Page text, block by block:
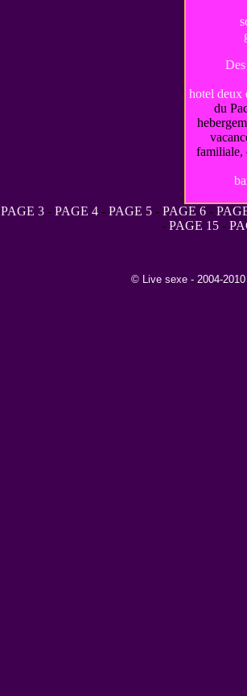
hotel deux
du
familiale,
PAGE 3 - PAGE 4 - PAGE 5 - PAGE 6 -
- PAGE 15 -
© Live sexe- 2004-